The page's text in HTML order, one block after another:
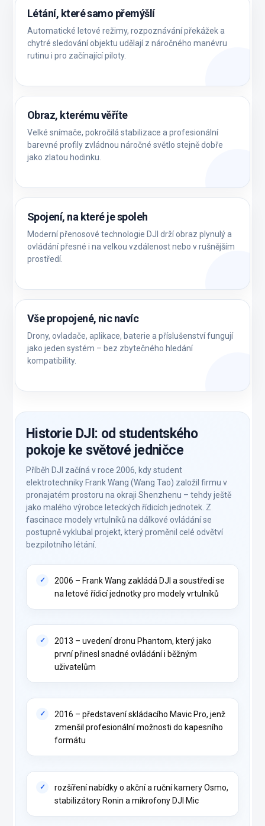
Létání, které samo přemýšlí
Automatické letové režimy, rozpoznávání překážek a
chytré sledování objektu udělají z náročného manévru
rutinu i pro začínající piloty.
Obraz, kterému věříte
Velké snímače, pokročilá stabilizace a profesionální
barevné profily zvládnou náročné světlo stejně dobře
jako zlatou hodinku.
Spojení, na které je spoleh
Moderní přenosové technologie DJI drží obraz plynulý a
ovládání přesné i na velkou vzdálenost nebo v rušnějším
prostředí.
Vše propojené, nic navíc
Drony, ovladače, aplikace, baterie a příslušenství fungují
jako jeden systém – bez zbytečného hledání
kompatibility.
Historie DJI: od studentského
pokoje ke světové jedničce
Příběh DJI začíná v roce 2006, kdy student
elektrotechniky Frank Wang (Wang Tao) založil firmu v
pronajatém prostoru na okraji Shenzhenu – tehdy ještě
jako malého výrobce leteckých řídicích jednotek. Z
fascinace modely vrtulníků na dálkové ovládání se
postupně vyklubal projekt, který proměnil celé odvětví
bezpilotního létání.
2006 – Frank Wang zakládá DJI a soustředí se
na letové řídicí jednotky pro modely vrtulníků
2013 – uvedení dronu Phantom, který jako
první přinesl snadné ovládání i běžným
uživatelům
2016 – představení skládacího Mavic Pro, jenž
zmenšil profesionální možnosti do kapesního
formátu
rozšíření nabídky o akční a ruční kamery Osmo,
stabilizátory Ronin a mikrofony DJI Mic